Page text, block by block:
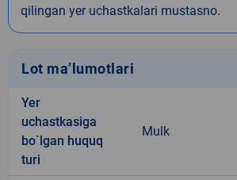
qilingan yer uchastkalari mustasno.
Lot ma’lumotlari
Yer
uchastkasiga
bo`lgan huquq
turi
Mulk